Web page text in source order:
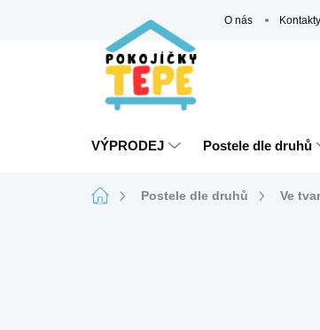
O nás Kontakty
VÝPRODEJ Postele dle druhů
DomůPostele dle druhů Ve